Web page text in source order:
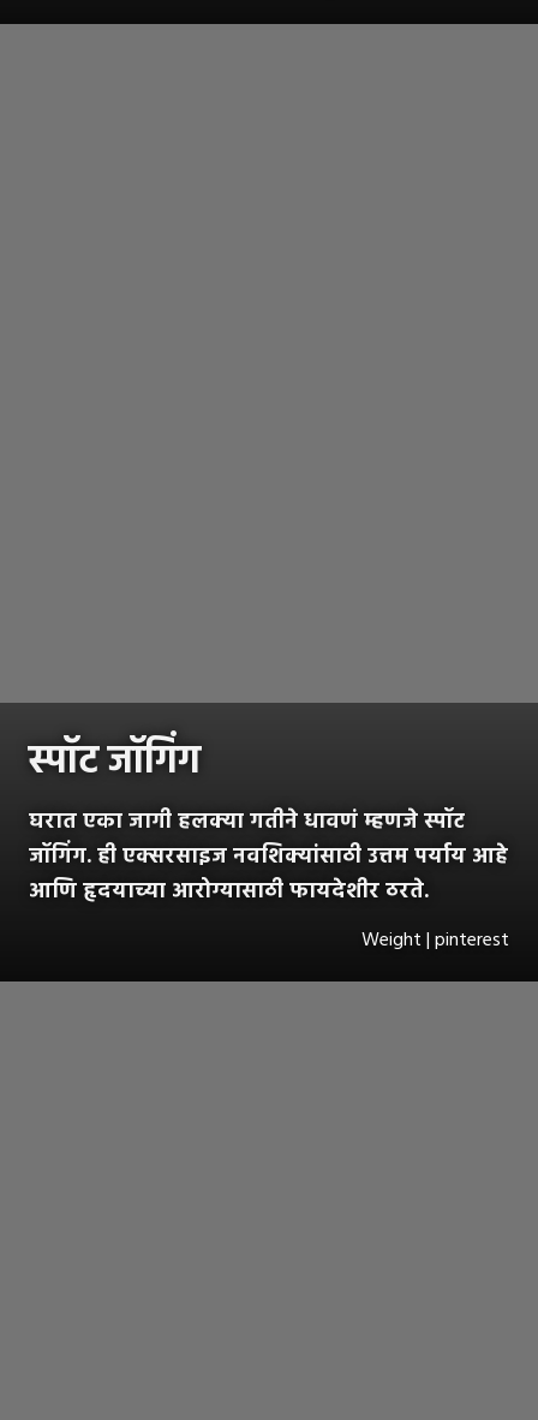
स्पॉट जॉगिंग
घरात एका जागी हलक्या गतीने धावणं म्हणजे स्पॉट
जॉगिंग. ही एक्सरसाइज नवशिक्यांसाठी उत्तम पर्याय आहे
आणि हृदयाच्या आरोग्यासाठी फायदेशीर ठरते.
Weight | pinterest